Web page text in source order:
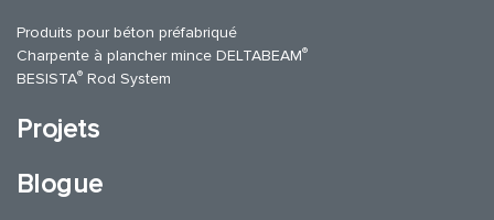
Produits pour béton préfabriqué
Charpente à plancher mince DELTABEAM®
BESISTA® Rod System
Projets
Blogue